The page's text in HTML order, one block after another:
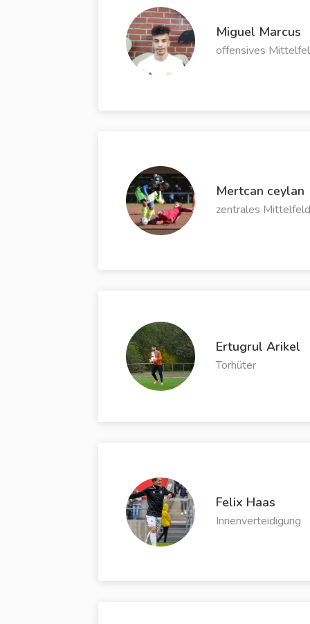
Miguel Marcus
offensives
Mertcan ceylan
zentrales Mittelfeld
Ertugrul Arikel
Torhüter
Felix Haas
Innenverteidigung